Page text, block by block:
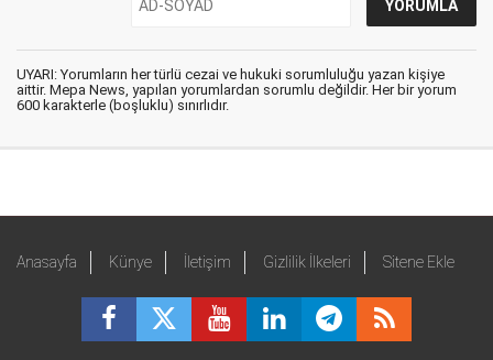
UYARI: Yorumların her türlü cezai ve hukuki sorumluluğu yazan kişiye
aittir. Mepa News, yapılan yorumlardan sorumlu değildir. Her bir yorum
600 karakterle (boşluklu) sınırlıdır.
Anasayfa Künye İletişim Gizlilik İlkeleri Sitene Ekle